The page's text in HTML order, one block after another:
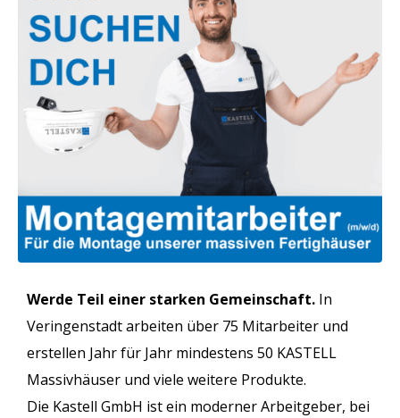
Werde Teil einer starken Gemeinschaft. In
Veringenstadt arbeiten über 75 Mitarbeiter und
erstellen Jahr für Jahr mindestens 50 KASTELL
Massivhäuser und viele weitere Produkte.
Die Kastell GmbH ist ein moderner Arbeitgeber, bei